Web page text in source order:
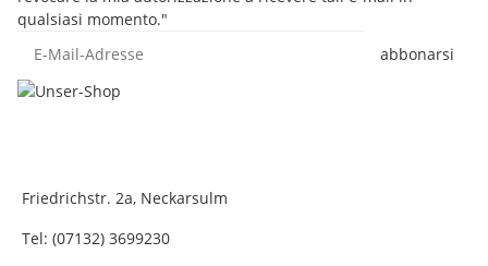
qualsiasi momento."
abbonarsi
Friedrichstr. 2a, Neckarsulm
Tel: (07132) 3699230